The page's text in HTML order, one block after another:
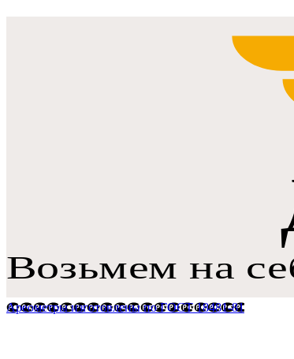
Ареометры изготовлены по ГОСТ 18481-81